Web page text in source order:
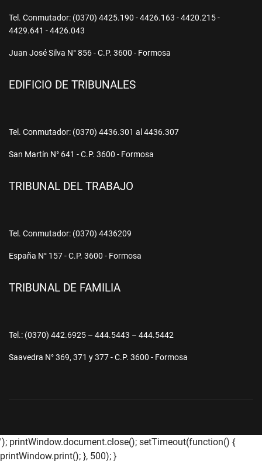
Tel. Conmutador: (0370) 4425.190 - 4426.163 - 4420.215 -
4429.641 - 4426.043
Juan José Silva N° 856 - C.P. 3600 - Formosa
EDIFICIO DE TRIBUNALES
Tel. Conmutador: (0370) 4436.301 al 4436.307
San Martín N° 641 - C.P. 3600 - Formosa
TRIBUNAL DEL TRABAJO
Tel. Conmutador: (0370) 4436209
España N° 157 - C.P. 3600 - Formosa
TRIBUNAL DE FAMILIA
Tel.: (0370) 442.6925 – 444.5443 – 444.5442
Saavedra N° 369, 371 y 377 - C.P. 3600 - Formosa
'); printWindow.document.close(); setTimeout(function() {
printWindow.print(); }, 500); }